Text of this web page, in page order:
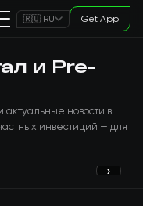
🇷🇺 RU Get App
и Pre-
актуальные новости в
инвестиций — для
›